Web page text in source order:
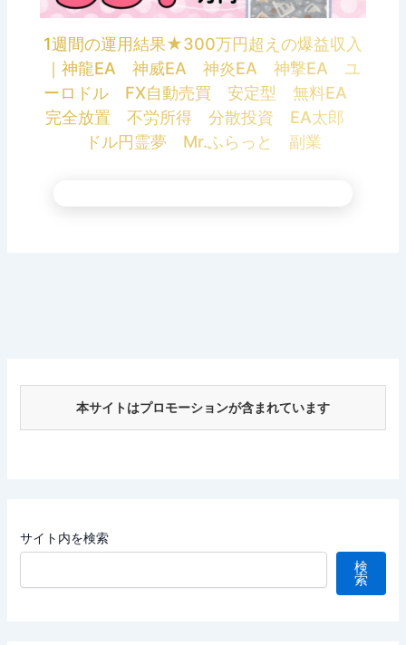
1週間の運用結果★300万円超えの爆益収入
｜神龍EA 神威EA 神炎EA 神撃EA ユ
ーロドル FX自動売買 安定型 無料EA
完全放置 不労所得 分散投資 EA太郎
ドル円霊夢 Mr.ふらっと 副業
本サイトはプロモーションが含まれています
サイト内を検索
検
索